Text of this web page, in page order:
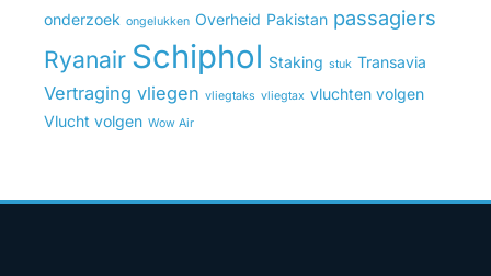
onderzoek ongelukken Overheid Pakistan passagiers
Ryanair Schiphol Staking stuk Transavia
Vertraging vliegen vliegtaks vliegtax vluchten volgen
Vlucht volgen Wow Air